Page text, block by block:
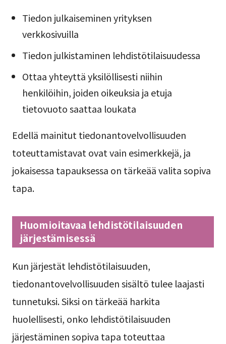
Tiedon julkaiseminen yrityksen
verkkosivuilla
Tiedon julkistaminen lehdistötilaisuudessa
Ottaa yhteyttä yksilöllisesti niihin
henkilöihin, joiden oikeuksia ja etuja
tietovuoto saattaa loukata
Edellä mainitut tiedonantovelvollisuuden
toteuttamistavat ovat vain esimerkkejä, ja
jokaisessa tapauksessa on tärkeää valita sopiva
tapa.
Huomioitavaa lehdistötilaisuuden
järjestämisessä
Kun järjestät lehdistötilaisuuden,
tiedonantovelvollisuuden sisältö tulee laajasti
tunnetuksi. Siksi on tärkeää harkita
huolellisesti, onko lehdistötilaisuuden
järjestäminen sopiva tapa toteuttaa